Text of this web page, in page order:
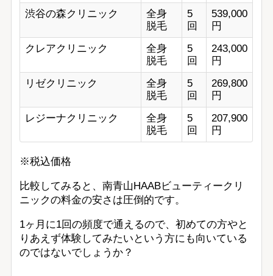
渋谷の森クリニック
全身
脱毛
5
回
539,000
円
クレアクリニック
全身
脱毛
5
回
243,000
円
リゼクリニック
全身
脱毛
5
回
269,800
円
レジーナクリニック
全身
脱毛
5
回
207,900
円
※税込価格
比較してみると、南青山HAABビューティークリ
ニックの料金の安さは圧倒的です。
1ヶ月に1回の頻度で通えるので、初めての方やと
りあえず体験してみたいという方にも向いている
のではないでしょうか？